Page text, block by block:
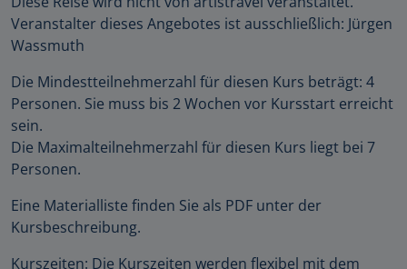
Veranstalter dieses Angebotes ist ausschließlich: Jürgen
Wassmuth
Die Mindestteilnehmerzahl für diesen Kurs beträgt: 4
Personen. Sie muss bis 2 Wochen vor Kursstart erreicht
sein.
Die Maximalteilnehmerzahl für diesen Kurs liegt bei 7
Personen.
Eine Materialliste finden Sie als PDF unter der
Kursbeschreibung.
Kurszeiten: Die Kurszeiten werden flexibel mit dem